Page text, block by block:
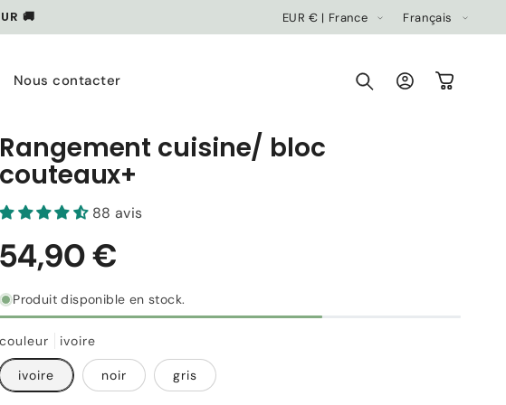
🚚
P
a
r
EUR € | France
a
n
g
Français
Nous contacter Connexion Panier
Rangement cuisine/ bloc
couteaux+
88 avis
Prix
54,90 €
Produit disponible en stock.
couleur ivoire
ivoire noir gris